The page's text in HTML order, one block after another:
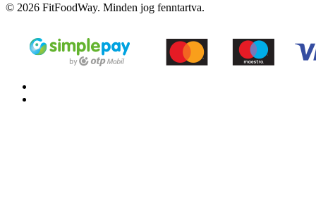
© 2026 FitFoodWay. Minden jog fenntartva.